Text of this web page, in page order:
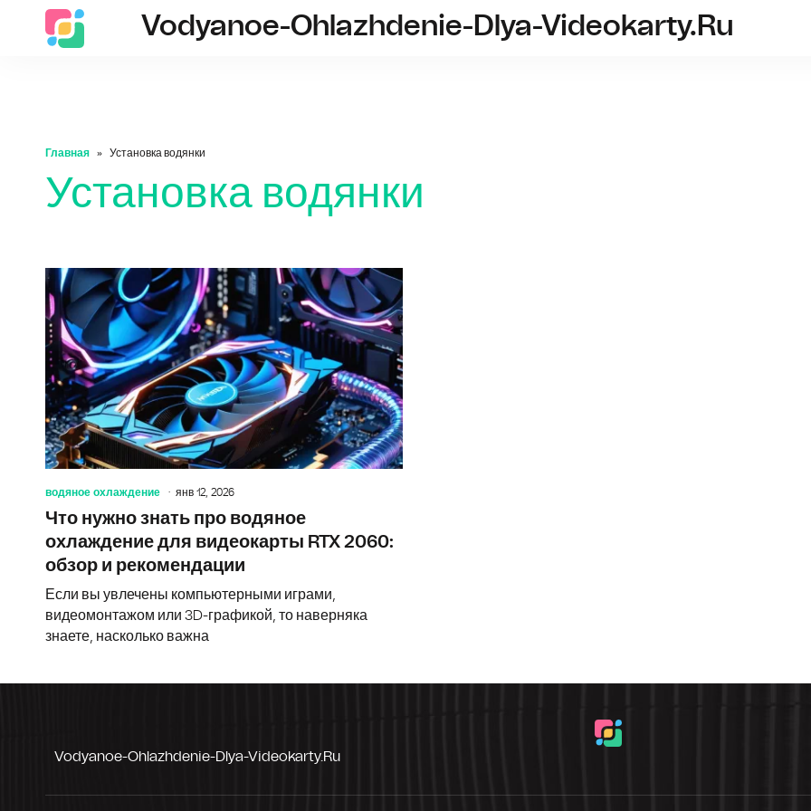
vodyanoe-ohlazhdenie-
Vodyanoe-Ohlazhdenie-Dlya-Videokarty.ru
Главная Установка водянки
Установка водянки
водяное охлаждение янв 12, 2026
Что нужно знать про водяное
охлаждение для видеокарты RTX 2060:
обзор и рекомендации
Если вы увлечены компьютерными играми,
видеомонтажом или 3D-графикой, то наверняка
знаете, насколько важна
Vodyanoe-Ohlazhdenie-Dlya-Videokarty.ru